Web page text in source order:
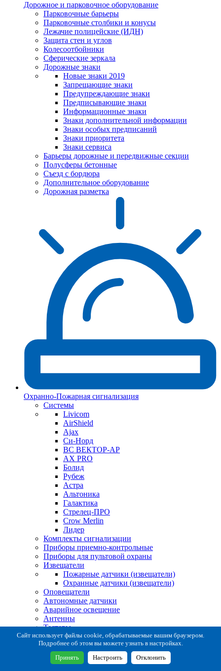
Дорожное и парковочное оборудование
Парковочные барьеры
Парковочные столбики и конусы
Лежачие полицейские (ИДН)
Защита стен и углов
Колесоотбойники
Сферические зеркала
Дорожные знаки
Новые знаки 2019
Запрещающие знаки
Предупреждающие знаки
Предписывающие знаки
Информационные знаки
Знаки дополнительной информации
Знаки особых предписаний
Знаки приоритета
Знаки сервиса
Барьеры дорожные и передвижные секции
Полусферы бетонные
Съезд с бордюра
Дополнительное оборудование
Дорожная разметка
Охранно-Пожарная сигнализация
Системы
Livicom
AirShield
Ajax
Си-Норд
ВС ВЕКТОР-АР
AX PRO
Болид
Рубеж
Астра
Альтоника
Галактика
Стрелец-ПРО
Crow Merlin
Лидер
Комплекты сигнализации
Приборы приемно-контрольные
Приборы для пультовой охраны
Извещатели
Пожарные датчики (извещатели)
Охранные датчики (извещатели)
Оповещатели
Автономные датчики
Аварийное освещение
Антенны
Тестеры
Система сбора извещений
Расходные и монтажные материалы
Коробки коммутационные
Кронштейны для извещателей
Сайт использует файлы cookie, обрабатываемые вашим браузером.
Подробнее об этом вы можете узнать в настройках.
Принять Настроить Отклонить